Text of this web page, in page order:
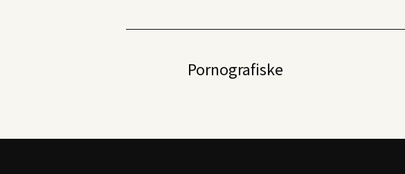
Pornografiske